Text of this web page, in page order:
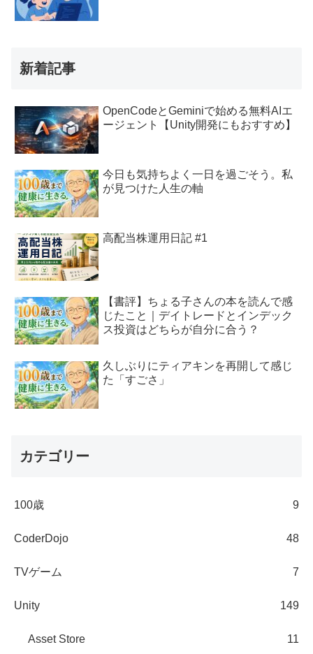
新着記事
OpenCodeとGeminiで始める無料AIエ
ージェント【Unity開発にもおすすめ】
今日も気持ちよく一日を過ごそう。私
が見つけた人生の軸
高配当株運用日記 #1
【書評】ちょる子さんの本を読んで感
じたこと｜デイトレードとインデック
ス投資はどちらが自分に合う？
久しぶりにティアキンを再開して感じ
た「すごさ」
カテゴリー
100歳 9
CoderDojo 48
TVゲーム 7
Unity 149
Asset Store 11